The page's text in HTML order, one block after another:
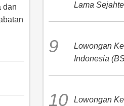
dan
Lama
Lowongan
Indonesia
Lowongan